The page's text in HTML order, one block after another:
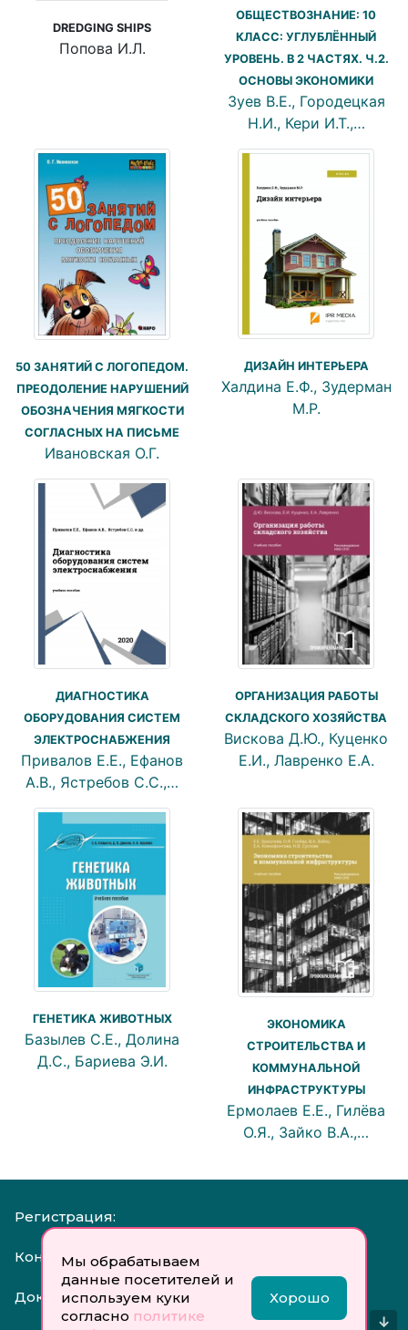
Мы обрабатываем
данные посетителей и
используем куки
согласно политике
Хорошо
DREDGING SHIPS
Попова И.Л.
ОБЩЕСТВОЗНАНИЕ: 10
КЛАСС: УГЛУБЛЁННЫЙ
УРОВЕНЬ. В 2 ЧАСТЯХ. Ч.2.
ОСНОВЫ ЭКОНОМИКИ
Зуев В.Е., Городецкая
Н.И., Кери И.Т.,…
50 ЗАНЯТИЙ С ЛОГОПЕДОМ.
ПРЕОДОЛЕНИЕ НАРУШЕНИЙ
ОБОЗНАЧЕНИЯ МЯГКОСТИ
СОГЛАСНЫХ НА ПИСЬМЕ
Ивановская О.Г.
ДИЗАЙН ИНТЕРЬЕРА
Халдина Е.Ф., Зудерман
М.Р.
ДИАГНОСТИКА
ОБОРУДОВАНИЯ СИСТЕМ
ЭЛЕКТРОСНАБЖЕНИЯ
Привалов Е.Е., Ефанов
А.В., Ястребов С.С.,…
ОРГАНИЗАЦИЯ РАБОТЫ
СКЛАДСКОГО ХОЗЯЙСТВА
Вискова Д.Ю., Куценко
Е.И., Лавренко Е.А.
ГЕНЕТИКА ЖИВОТНЫХ
Базылев С.Е., Долина
Д.С., Бариева Э.И.
ЭКОНОМИКА
СТРОИТЕЛЬСТВА И
КОММУНАЛЬНОЙ
ИНФРАСТРУКТУРЫ
Ермолаев Е.Е., Гилёва
О.Я., Зайко В.А.,…
Регистрация:
Контакты:
Документы:
↓